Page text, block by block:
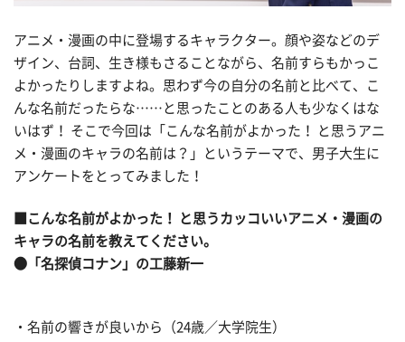
アニメ・漫画の中に登場するキャラクター。顔や姿などのデ
ザイン、台詞、生き様もさることながら、名前すらもかっこ
よかったりしますよね。思わず今の自分の名前と比べて、こ
んな名前だったらな……と思ったことのある人も少なくはな
いはず！ そこで今回は「こんな名前がよかった！ と思うアニ
メ・漫画のキャラの名前は？」というテーマで、男子大生に
アンケートをとってみました！
■こんな名前がよかった！ と思うカッコいいアニメ・漫画の
キャラの名前を教えてください。
●「名探偵コナン」の工藤新一
・名前の響きが良いから（24歳／大学院生）